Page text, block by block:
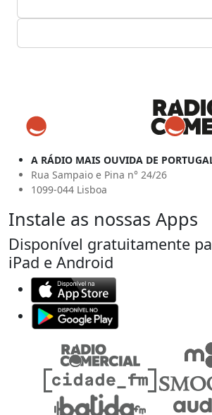
A RÁDIO MAIS OUVIDA DE
Rua Sampaio e Pina n° 24/26
1099-044 Lisboa
Instale as nossas Apps
Disponível gratuitamente
iPad e Android